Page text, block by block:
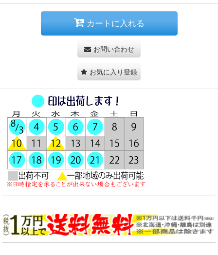
カートに入れる
お問い合わせ
お気に入り登録